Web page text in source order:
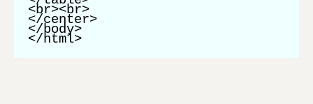
<br><br>
</center>
</body>
</html>